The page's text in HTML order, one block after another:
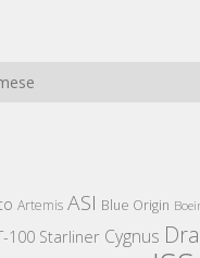
Artemis ASI Blue Origin
100 Starliner Cygnus